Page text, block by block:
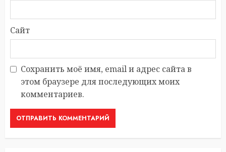
Сайт
Сохранить моё имя, email и адрес сайта в
этом браузере для последующих моих
комментариев.